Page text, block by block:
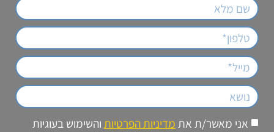
אני מאשר/ת אתמדיניות הפרטיותוהשימוש בעוגיות